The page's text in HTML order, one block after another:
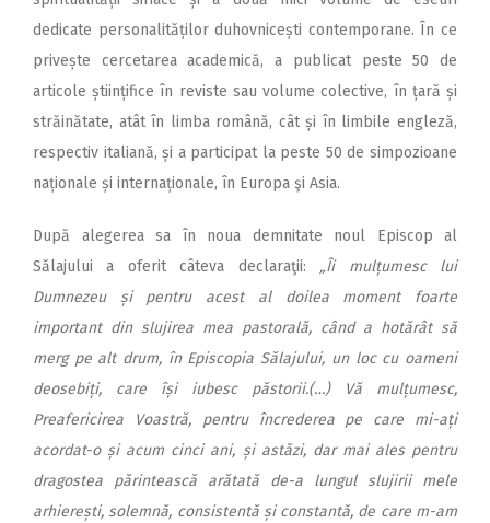
dedicate personalităților duhovnicești contemporane. În ce
privește cercetarea academică, a publicat peste 50 de
articole științifice în reviste sau volume colective, în țară și
străinătate, atât în limba română, cât și în limbile engleză,
respectiv italiană, și a participat la peste 50 de simpozioane
naționale și internaționale, în Europa şi Asia.
După alegerea sa în noua demnitate noul Episcop al
Sălajului a oferit câteva declaraţii: „Îi mulțumesc lui
Dumnezeu și pentru acest al doilea moment foarte
important din slujirea mea pastorală, când a hotărât să
merg pe alt drum, în Episcopia Sălajului, un loc cu oameni
deosebiți, care își iubesc păstorii.(…) Vă mulțumesc,
Preafericirea Voastră, pentru încrederea pe care mi-ați
acordat-o și acum cinci ani, și astăzi, dar mai ales pentru
dragostea părintească arătată de-a lungul slujirii mele
arhierești, solemnă, consistentă și constantă, de care m-am